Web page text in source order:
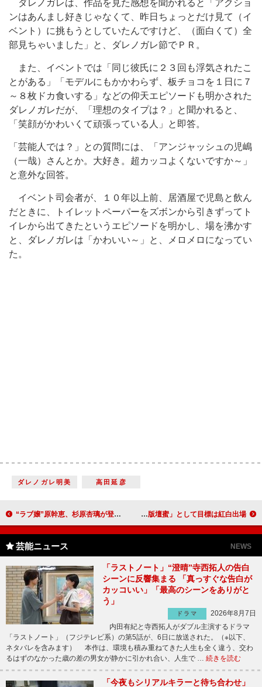
ダレノガレは、作品を見た感想を聞かれると「アクショ
ンはあんまし好きじゃなくて、昨日ちょっとだけ見て（イ
ベント）に挑もうとしていたんですけど、（面白くて）全
部見ちゃいました」と、ダレノガレ節でＰＲ。
また、イベントでは「同じ彼氏に２３回も浮気されたこ
とがある」「モデルにもかかわらず、板チョコを１日に７
～８枚ドカ食いする」などの仰天エピソードも明かされた
ダレノガレだが、「理想のタイプは？」と聞かれると、
「笑顔がかわいくて頑張っている人」と即答。
「芸能人では？」との質問には、「アンジャッシュの児嶋
（一哉）さんとか。大好き。超カッコよくないですか～」
と意外な回答。
イベント司会者が、１０年以上前、居酒屋で児島と飲ん
だときに、トイレットペーパーをズボンから引きずってト
イレから出てきたというエピソードを明かし、場を沸かす
と、ダレノガレは「かわいい～」と、メロメロになってい
た。
ダレノガレ明美 高田延彦
“ラブ嬢”原幹恵、杉原杏璃が登場 みひろは「男性を癒やす役」 どぶろっく、妄想ソングでＣＤ発売 「男性版壇蜜」として目標は紅白出場！
芸能ニュース NEWS
「ラストノート」“澄晴”寺西拓人の告白
シーンに反響集まる 「真っすぐな告白が
カッコいい」「最高のシーンをありがと
う」
ドラマ
2026年8月7日
内田有紀と寺西拓人がダブル主演するドラマ
「ラストノート」（フジテレビ系）の第5話が、6日に放送された。（※以下、
ネタバレを含みます） 本作は、環境も積み重ねてきた人生も全く違う、交わ
るはずのなかった歳の差の男女が静かに引かれ合い、人生で … 続きを読む
「今夜もシリアルキラーと待ち合わせ」